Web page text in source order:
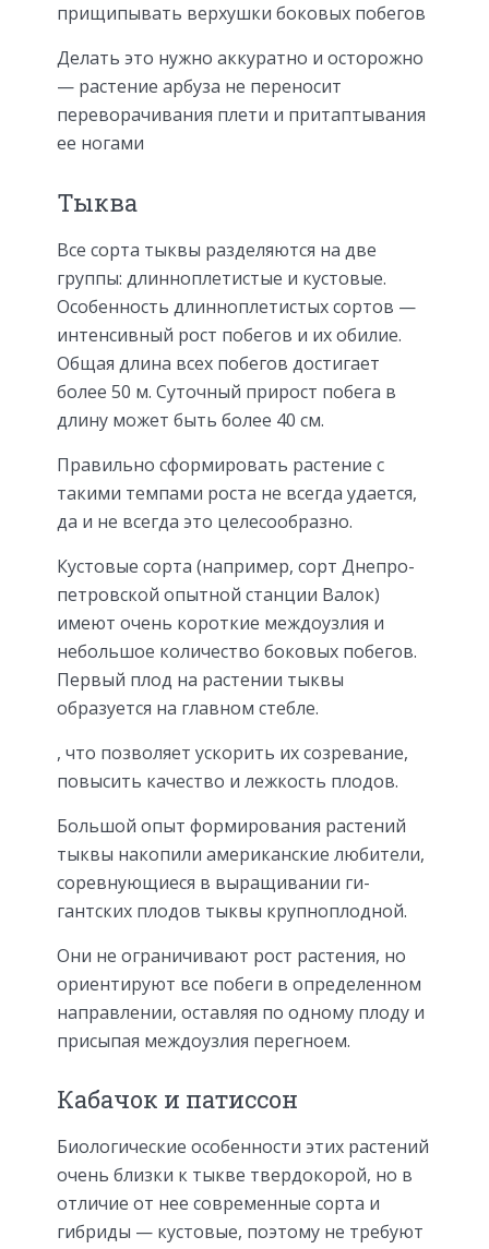
прищипывать верхушки боковых побегов
Делать это нужно аккуратно и осторожно
— растение арбуза не переносит
переворачивания плети и притаптывания
ее ногами
Тыква
Все сорта тыквы разделяются на две
группы: длинноплетистые и кустовые.
Особенность длинноплетистых сортов —
интенсивный рост побегов и их обилие.
Общая длина всех побегов достигает
более 50 м. Суточный прирост побега в
длину может быть более 40 см.
Правильно сформировать растение с
такими темпами роста не всегда удается,
да и не всегда это целесообразно.
Кустовые сорта (например, сорт Днепро­
пет­ровской опытной станции Валок)
имеют очень короткие междоузлия и
небольшое количество боковых побегов.
Первый плод на растении тыквы
образуется на главном стебле.
, что позволяет ускорить их созревание,
повысить качество и лежкость плодов.
Большой опыт формирования растений
тыквы накопили американские любители,
соревнующиеся в выращивании ги­­
гантских плодов тыквы крупноплодной.
Они не ограничивают рост растения, но
ориентируют все побеги в определенном
направлении, оставляя по одному плоду и
присыпая междоузлия перегноем.
Кабачок и патиссон
Биологические особенности этих растений
очень близки к тыкве твердокорой, но в
отличие от нее современные сорта и
гибриды — кустовые, поэтому не требуют